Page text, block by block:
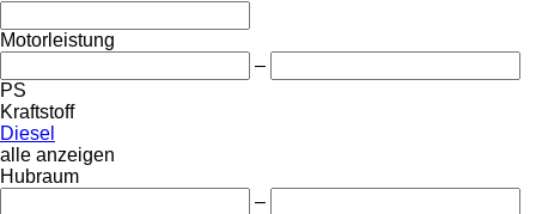
Motorleistung
–
PS
Kraftstoff
Diesel
alle anzeigen
Hubraum
–